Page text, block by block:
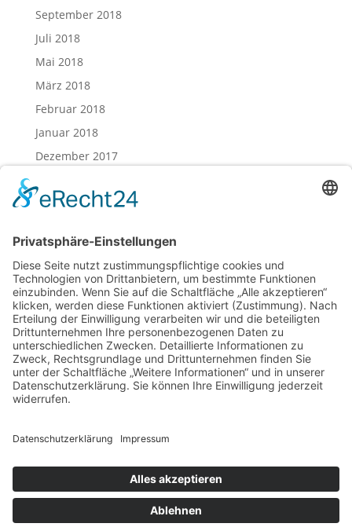
September 2018
Juli 2018
Mai 2018
März 2018
Februar 2018
Januar 2018
Dezember 2017
Oktober 2017
Juli 2017
Juni 2017
Mai 2017
April 2017
März 2017
Februar 2017
Impressum
Förderer / Partner
Anfahrt